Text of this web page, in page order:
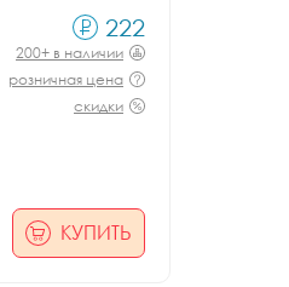
222
200+ в наличии
розничная цена
скидки
КУПИТЬ